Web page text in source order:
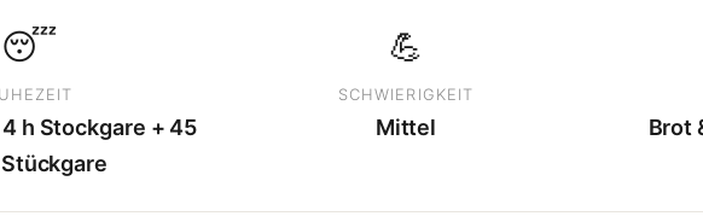
😴
h Stockgare + 45
💪
SCHWIERIGKEIT
Mittel Brot